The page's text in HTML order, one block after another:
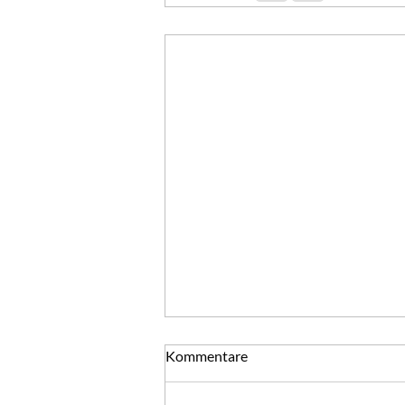
Von guten Mächten
Ich sagte zu dem Engel, der an der
Kommentare